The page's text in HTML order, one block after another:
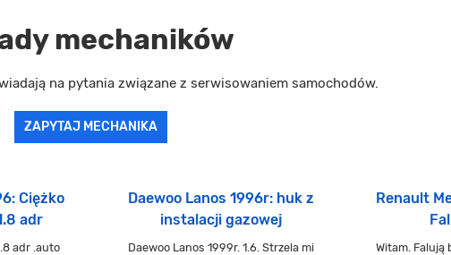
mechaników
na pytania związane z serwisowaniem samochodów.
ZAPYTAJ MECHANIKA
Ciężko
adr
adr .auto
Daewoo Lanos 1996r: huk z
instalacji gazowej
Daewoo Lanos 1999r. 1.6. Strzela mi
Renault
Witam. Falują